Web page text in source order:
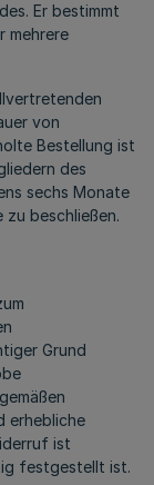
Er bestimmt
mehrere
von
Bestellung ist
des
sechs Monate
beschließen.
Grund
erhebliche
ist
festgestellt ist.